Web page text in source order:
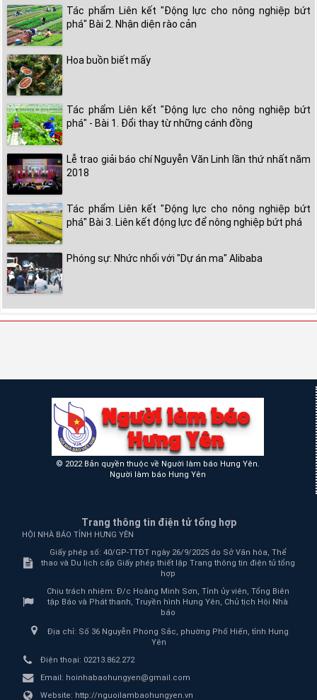
Tác phẩm Liên kết "Động lực cho nông nghiệp bứt
phá" Bài 2. Nhận diện rào cản
Hoa buồn biết mấy
Tác phẩm Liên kết "Động lực cho nông nghiệp bứt
phá" - Bài 1. Đổi thay từ những cánh đồng
Lễ trao giải báo chí Nguyễn Văn Linh lần thứ nhất năm
2018
Tác phẩm Liên kết "Động lực cho nông nghiệp bứt
phá" Bài 3. Liên kết động lực để nông nghiệp bứt phá
Phóng sự: Nhức nhối với "Dự án ma" Alibaba
© 2022 Bản quyền thuộc về Người làm báo Hưng Yên.
Người làm báo Hưng Yên
Trang thông tin điện tử tổng hợp
HỘI NHÀ BÁO TỈNH HƯNG YÊN
Giấy phép số: 40/GP-TTĐT ngày 26/9/2025 do Sở Văn hóa, Thể
thao và Du lịch cấp Giấy phép thiết lập Trang thông tin điện tử tổng
hợp
Chịu trách nhiệm: Đ/c Hoàng Minh Sơn, Tỉnh ủy viên, Tổng Biên
tập Báo và Phát thanh, Truyền hình Hưng Yên, Chủ tịch Hội Nhà
báo
Địa chỉ: Số 36 Nguyễn Phong Sắc, phường Phố Hiến, tỉnh Hưng
Yên
Điện thoại: 02213.862.272
Email: hoinhabaohungyen@gmail.com
Website: http://nguoilambaohungyen.vn